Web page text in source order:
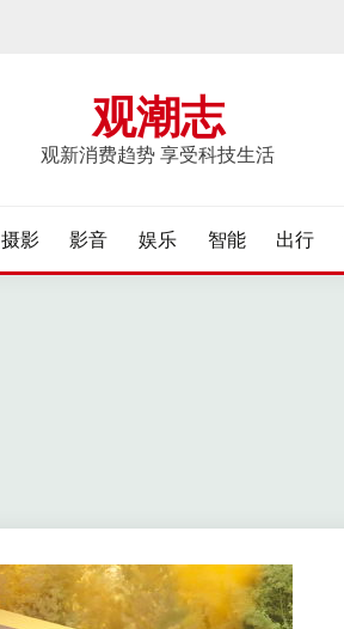
观潮志
观新消费趋势 享受科技生活
摄影 影音 娱乐 智能 出行